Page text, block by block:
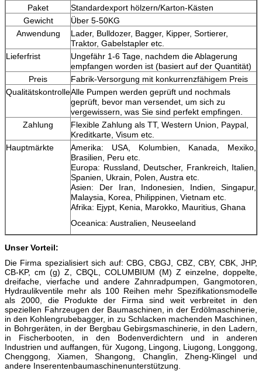
Paket
Standardexport hölzern/Karton-Kästen
Gewicht
Über 5-50KG
Anwendung
Lader, Bulldozer, Bagger, Kipper, Sortierer,
Traktor, Gabelstapler etc.
Lieferfrist
Ungefähr 1-6 Tage, nachdem die Ablagerung
empfangen worden ist (basiert auf der Quantität)
Preis
Fabrik-Versorgung mit konkurrenzfähigem Preis
QualitätskontrolleAlle Pumpen werden geprüft und nochmals
geprüft, bevor man versendet, um sich zu
vergewissern, was Sie sind perfekt empfingen.
Zahlung
Flexible Zahlung als TT, Western Union, Paypal,
Kreditkarte, Visum etc.
Hauptmärkte
Amerika: USA, Kolumbien, Kanada, Mexiko,
Brasilien, Peru etc.
Europa: Russland, Deutscher, Frankreich, Italien,
Spanien, Ukrain, Polen, Austra etc.
Asien: Der Iran, Indonesien, Indien, Singapur,
Malaysia, Korea, Philippinen, Vietnam etc.
Afrika: Ejypt, Kenia, Marokko, Mauritius, Ghana
Oceanica: Australien, Neuseeland
Unser Vorteil:
Die Firma spezialisiert sich auf: CBG, CBGJ, CBZ, CBY, CBK, JHP,
CB-KP, cm (g) Z, CBQL, COLUMBIUM (M) Z einzelne, doppelte,
dreifache, vierfache und andere Zahnradpumpen, Gangmotoren,
Hydraulikventile mehr als 100 Reihen mehr Spezifikationsmodelle
als 2000, die Produkte der Firma sind weit verbreitet in den
speziellen Fahrzeugen der Baumaschinen, in der Erdölmaschinerie,
in den Kohlengrubebagger, in zu Schlacken machenden Maschinen,
in Bohrgeräten, in der Bergbau Gebirgsmaschinerie, in den Ladern,
in Fischerbooten, in den Bodenverdichtern und in anderen
Industrien und auffangen, für Xugong, Lingong, Liugong, Longgong,
Chenggong, Xiamen, Shangong, Changlin, Zheng-Klingel und
andere Inserentenbaumaschinenunterstützung.